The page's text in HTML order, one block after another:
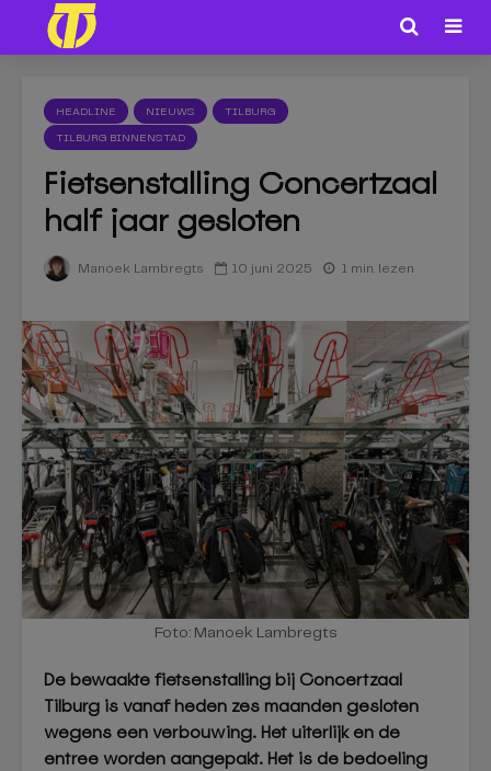
HEADLINE NIEUWS TILBURG
TILBURG BINNENSTAD
Fietsenstalling Concertzaal
half jaar gesloten
Manoek Lambregts 10 juni 2025 1 min. lezen
Foto: Manoek Lambregts
De bewaakte fietsenstalling bij Concertzaal
Tilburg is vanaf heden zes maanden gesloten
wegens een verbouwing. Het uiterlijk en de
entree worden aangepakt. Het is de bedoeling